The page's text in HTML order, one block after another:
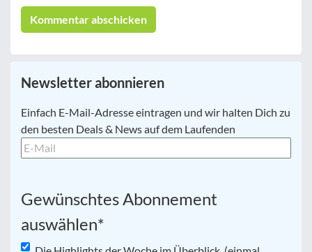
Newsletter abonnieren
E-
Mail *
Einfach E-Mail-Adresse eintragen und wir halten Dich zu
den besten Deals & News auf dem Laufenden
Gewünschtes Abonnement
auswählen*